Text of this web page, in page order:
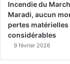
Incendie du
Maradi, aucun
pertes matérielles
considérables
9 février 2026